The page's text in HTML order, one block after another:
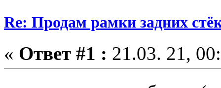
Re: Продам рамки задних
« Ответ #1 : 21.03. 21,